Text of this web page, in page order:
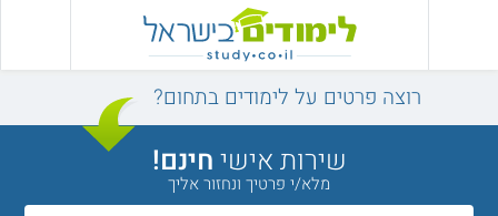
רוצה פרטים על לימודים בתחום?
שירות אישיחינם!
מלא/י פרטיך ונחזור אליך